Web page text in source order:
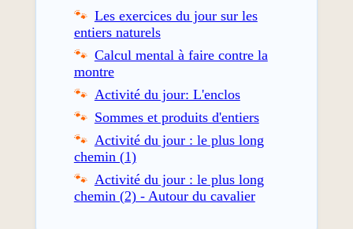
Les exercices du jour sur les
entiers naturels
Calcul mental à faire contre la
montre
Activité du jour: L'enclos
Sommes et produits d'entiers
Activité du jour : le plus long
chemin (1)
Activité du jour : le plus long
chemin (2) - Autour du cavalier